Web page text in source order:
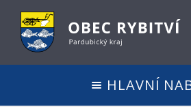
HLAVNÍ